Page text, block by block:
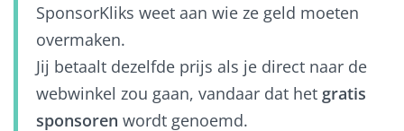
SponsorKliks weet aan wie ze geld moeten
overmaken.
Jij betaalt dezelfde prijs als je direct naar de
webwinkel zou gaan, vandaar dat het gratis
sponsoren wordt genoemd.